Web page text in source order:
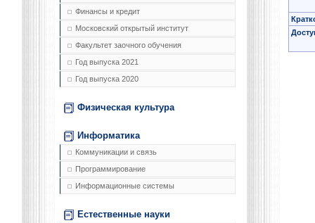
Финансы и кредит
Московский открытый институт
Факультет заочного обучения
Год выпуска 2021
Год выпуска 2020
Физическая культура
Информатика
Коммуникации и связь
Программирование
Информационные системы
Естественные науки